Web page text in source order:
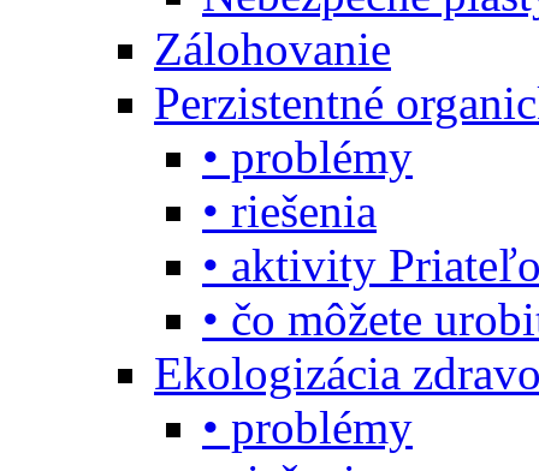
Zálohovanie
Perzistentné
• problémy
• riešenia
• aktivity
• čo môžete
Ekologizácia
• problémy